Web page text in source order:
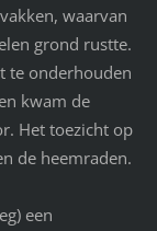
waarvan
grond rustte.
te onderhouden
kwam de
Het toezicht op
de heemraden.
een